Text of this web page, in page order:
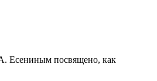
Есениным посвящено, как